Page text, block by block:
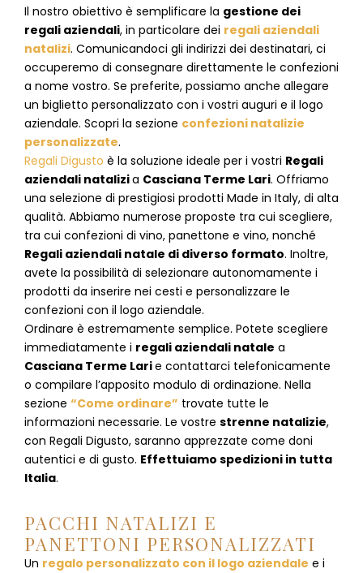
Il nostro obiettivo è semplificare la gestione dei
regali aziendali, in particolare dei regali aziendali
natalizi. Comunicandoci gli indirizzi dei destinatari, ci
occuperemo di consegnare direttamente le confezioni
a nome vostro. Se preferite, possiamo anche allegare
un biglietto personalizzato con i vostri auguri e il logo
aziendale. Scopri la sezione confezioni natalizie
personalizzate.
Regali Digusto è la soluzione ideale per i vostri Regali
aziendali natalizia Casciana Terme Lari. Offriamo
una selezione di prestigiosi prodotti Made in Italy, di alta
qualità. Abbiamo numerose proposte tra cui scegliere,
tra cui confezioni di vino, panettone e vino, nonché
Regali aziendali natale di diverso formato. Inoltre,
avete la possibilità di selezionare autonomamente i
prodotti da inserire nei cesti e personalizzare le
confezioni con il logo aziendale.
Ordinare è estremamente semplice. Potete scegliere
immediatamente i regali aziendali natale a
Casciana Terme Larie contattarci telefonicamente
o compilare l’apposito modulo di ordinazione. Nella
sezione “Come ordinare” trovate tutte le
informazioni necessarie. Le vostre strenne natalizie,
con Regali Digusto, saranno apprezzate come doni
autentici e di gusto. Effettuiamo spedizioni in tutta
Italia.
PACCHI NATALIZI E
PANETTONI PERSONALIZZATI
Un regalo personalizzato con il logo aziendale e i